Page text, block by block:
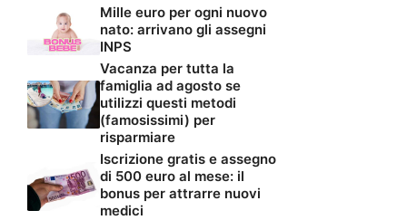
Mille euro per ogni nuovo
nato: arrivano gli assegni
INPS
Vacanza per tutta la
famiglia ad agosto se
utilizzi questi metodi
(famosissimi) per
risparmiare
Iscrizione gratis e assegno
di 500 euro al mese: il
bonus per attrarre nuovi
medici